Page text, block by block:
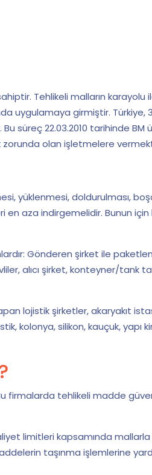
Tehlikeli malların karayolu
uygulamaya girmiştir. Türkiye,
süreç 22.03.2010 tarihinde BM
zorunda olan işletmelere
yüklenmesi, doldurulması,
en aza indirgemelidir. Bunun
Gönderen şirket ile
alıcı şirket, konteyner/tank
lojistik şirketler, akaryakıt
kolonya, silikon, kauçuk, yapı
firmalarda tehlikeli madde
limitleri kapsamında
taşınma işlemlerine